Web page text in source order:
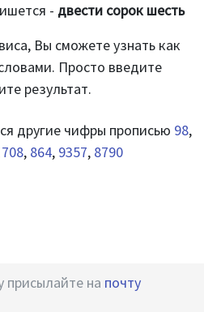
- двести сорок шесть
Вы сможете узнать как
Просто введите
результат.
другие чифры прописью 98,
708, 864, 9357, 8790
присылайте на почту